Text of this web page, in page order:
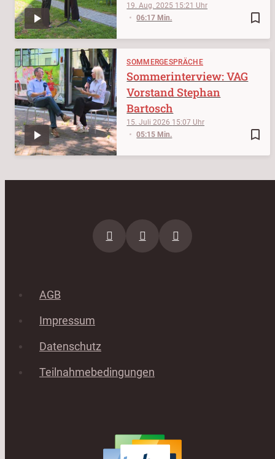
bookmark_border
19. Aug. 2025 15:21
06:17 Min.
SOMMERGESPRÄCHE
bookmark_border
15. Juli 2026 15:07
05:15 Min.
Sommerinterview: VAG
Vorstand Stephan
Bartosch
AGB
Impressum
Datenschutz
Teilnahmebedingungen